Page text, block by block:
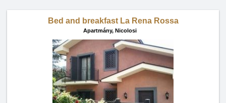
Bed and breakfast La Rena Rossa
Apartmány, Nicolosi